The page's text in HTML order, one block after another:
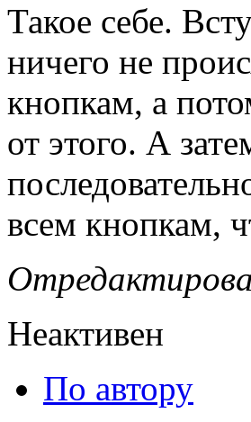
Такое себе.
ничего не
кнопкам, а
от этого. А
всем кнопкам,
Неактивен
По автору